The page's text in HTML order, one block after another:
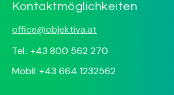
Kontaktmöglichkeiten
office@objektiva.at
Tel.: +43 800 562 270
Mobil: +43 664 1232562